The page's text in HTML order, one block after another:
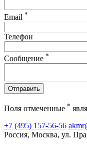
Email *
Телефон
Сообщение *
Отправить
Поля отмеченные *
+7 (495) 157-56-56
Россия, Москва, ул.